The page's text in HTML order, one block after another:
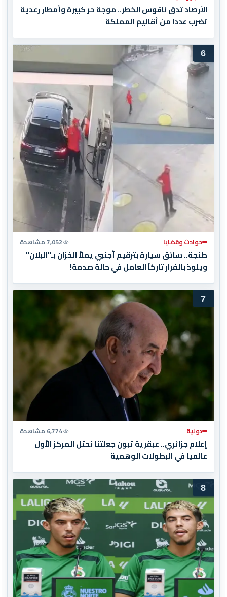
الأرصاد تدق ناقوس الخطر.. موجة حر كبيرة وأمطار رعدية
تضرب عددا من أقاليم المملكة
6
حوادث وقضايا 7,052 مشاهدة
طنجة.. سائق سيارة بترقيم أجنبي يملأ الخزان بـ"البلان"
ويلوذ بالفرار تاركاً العامل في حالة صدمة!
7
دولية 6,774 مشاهدة
إعلام جزائري.. عبقرية تبون جعلتنا نحتل المركز الأول
عالميا في البطولات الوهمية
8